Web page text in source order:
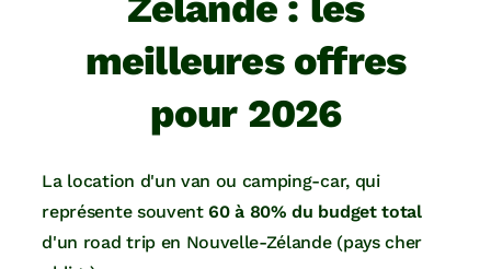
meilleures offres
pour 2026
La location d'un van ou camping-car, qui
représente souvent60 à 80% du budget total
d'un road trip en Nouvelle-Zélande (pays cher